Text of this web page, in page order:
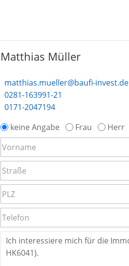
Matthias Müller
matthias.mueller@baufi-invest.de
0281-163991-21
0171-2047194
keine Angabe
Frau Herr